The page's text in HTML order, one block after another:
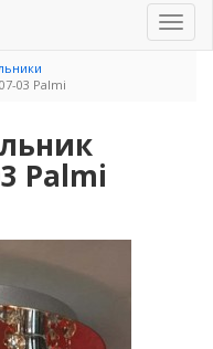
03 Palmi
Palmi